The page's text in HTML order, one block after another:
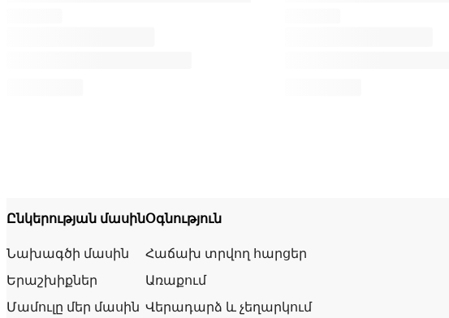
Ընկերության մասին
Նախագծի մասին
Երաշխիքներ
Մամուլը մեր մասին
Օգնություն
Հաճախ տրվող հարցեր
Առաքում
Վերադարձ և չեղարկում